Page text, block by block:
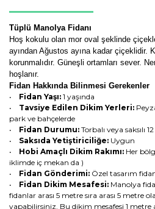
Tüplü Manolya Fidanı
Hoş kokulu olan mor oval şeklinde
ayından Ağustos ayına kadar çiçeklidir.
korunmalıdır. Güneşli ortamları sever.
hoşlanır.
Fidan Hakkında Bilinmesi Gerekenler
•
Fidan Yaşı: 1 yaşında
• Tavsiye Edilen Dikim Yerleri:
park ve bahçelerde
• Fidan Durumu: Torbalı veya saksılı
• Saksıda Yetiştiriciliğe: Uygun
• Hobi Amaçlı Dikim Rakımı: Her
iklimde iç mekan da )
• Fidan Gönderimi: Özel tasarım
• Fidan Dikim Mesafesi: Manolya
fidanlar arası 5 metre sıra arası 5 metre
yapabilirsiniz. Bu dikim mesafesi 1 metre